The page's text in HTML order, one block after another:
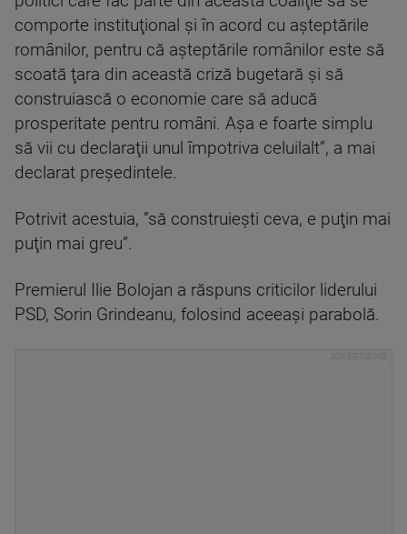
comporte instituţional şi în acord cu aşteptările
românilor, pentru că aşteptările românilor este să
scoată ţara din această criză bugetară şi să
construiască o economie care să aducă
prosperitate pentru români. Aşa e foarte simplu
să vii cu declaraţii unul împotriva celuilalt”, a mai
declarat preşedintele.
Potrivit acestuia, ”să construieşti ceva, e puţin mai
puţin mai greu”.
Premierul Ilie Bolojan a răspuns criticilor liderului
PSD, Sorin Grindeanu, folosind aceeaşi parabolă.